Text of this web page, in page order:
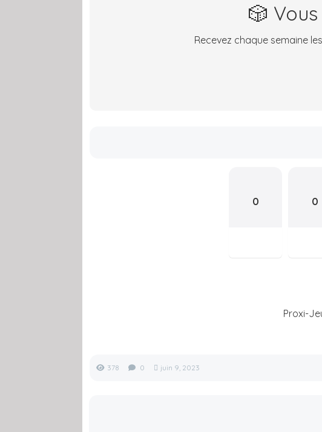
🎲
Recevez chaque semaine
0 0
Proxi-
378 0 juin 9, 2023